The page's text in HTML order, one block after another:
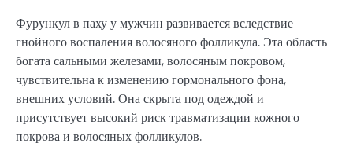
Фурункул в паху у мужчин развивается вследствие
гнойного воспаления волосяного фолликула. Эта область
богата сальными железами, волосяным покровом,
чувствительна к изменению гормонального фона,
внешних условий. Она скрыта под одеждой и
присутствует высокий риск травматизации кожного
покрова и волосяных фолликулов.